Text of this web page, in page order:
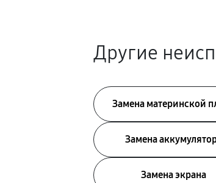
Другие
Замена материнской
Замена
Замена экрана